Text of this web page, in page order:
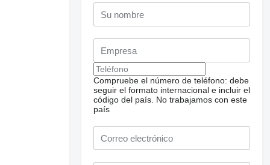
Compruebe el número de teléfono: debe
seguir el formato internacional e incluir el
código del país. No trabajamos con este
país